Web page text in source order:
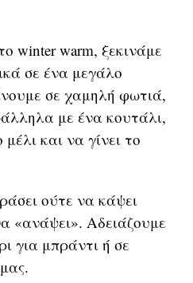
winter warm, ξεκινάμε
σε ένα μεγάλο
σε χαμηλή φωτιά,
με ένα κουτάλι,
και να γίνει το
ούτε να κάψει
«ανάψει». Αδειάζουμε
για μπράντι ή σε